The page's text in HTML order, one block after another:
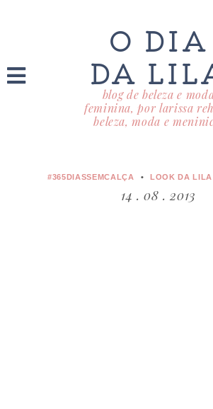
O DIA
DA
blog de beleza e
feminina, por larissa
beleza, moda e
#365DIASSEMCALÇA LOOK DA LILA
14 . 08 . 2013